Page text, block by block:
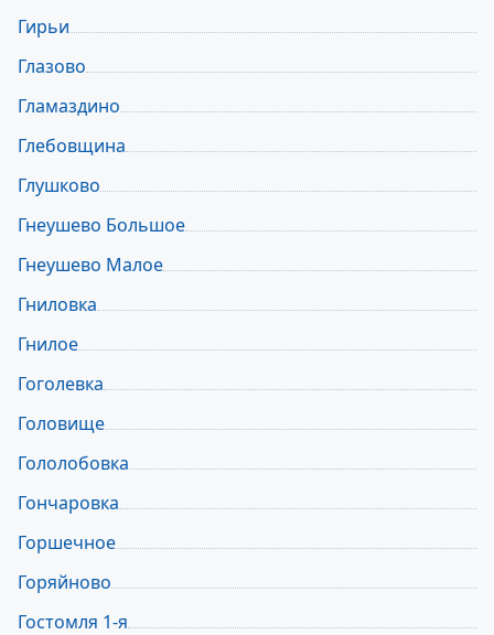
Гирьи
Глазово
Гламаздино
Глебовщина
Глушково
Гнеушево Большое
Гнеушево Малое
Гниловка
Гнилое
Гоголевка
Головище
Гололобовка
Гончаровка
Горшечное
Горяйново
Гостомля 1-я